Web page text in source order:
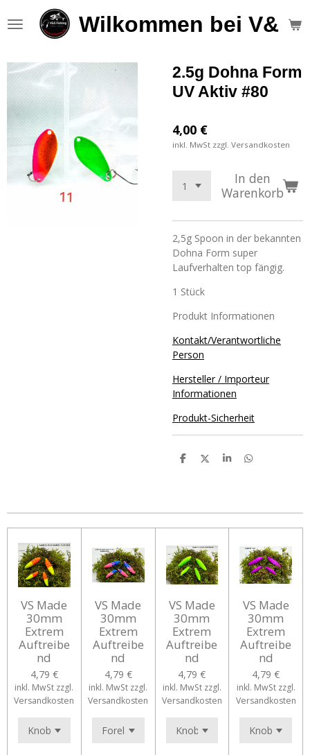
Hauptinhalt
Wilkommen bei V&S
2.5g Dohna Form
UV Aktiv #80
4,00 €
inkl. MwSt zzgl. Versandkosten
In den
Warenkorb
2,5g Spoon in der bekannten
Dohna Form super
Laufverhalten top fängig.
1 Stück
Produkt Informationen
Kontakt/Verantwortliche
Person
Hersteller / Importeur
Informationen
Produkt-Sicherheit
T
n
T
n
T
n
T
n
VS Made
30mm
Extrem
Auftreibe
nd
4,79 €
inkl. MwSt zzgl.
Versandkosten
VS Made
30mm
Extrem
Auftreibe
nd
4,79 €
inkl. MwSt zzgl.
Versandkosten
VS Made
30mm
Extrem
Auftreibe
nd
4,79 €
inkl. MwSt zzgl.
Versandkosten
VS Made
30mm
Extrem
Auftreibe
nd
4,79 €
inkl. MwSt zzgl.
Versandkosten